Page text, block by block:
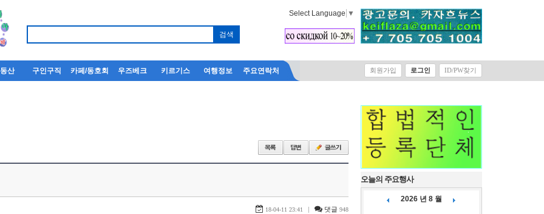
Select Language ▼
산 구인구직 카페/동호회 우즈베크 키르기스 여행정보 주요연락처 회원가입 로그인 ID/PW찾기
18-04-11 23:41 | 댓글 948
오늘의 주요행사
2026 년 8 월